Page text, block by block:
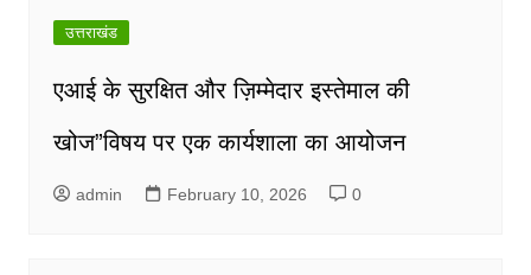
उत्तराखंड
एआई के सुरक्षित और ज़िम्मेदार इस्तेमाल की
खोज”विषय पर एक कार्यशाला का आयोजन
admin February 10, 2026 0